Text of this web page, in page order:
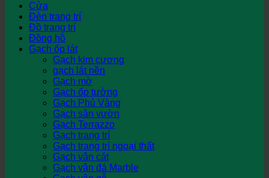
Cửa
Đèn trang trí
Đồ trang trí
Đồng hồ
Gạch ốp lát
Gạch kim cương
gạch lát nền
Gạch mờ
Gạch ốp tường
Gạch Phủ Vàng
Gạch sân vườn
Gạch Terrazzo
Gạch trang trí
Gạch trang trí ngoại thất
Gạch vân cát
Gạch vân đá Marble